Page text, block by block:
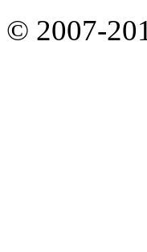
© 2007-